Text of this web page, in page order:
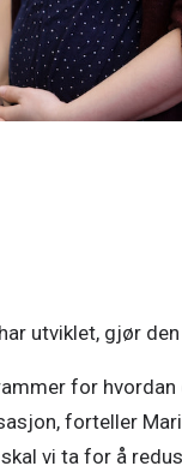
utviklet, gjør
for
forteller
vi ta for å